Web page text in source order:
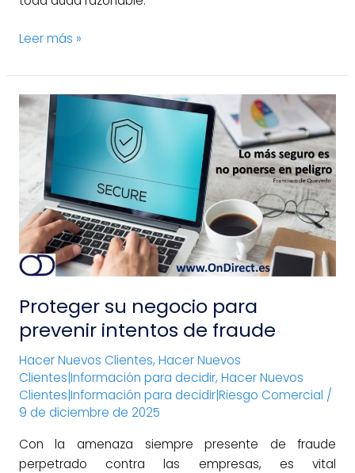
Leer más »
Proteger su negocio para
prevenir intentos de fraude
Hacer Nuevos Clientes, Hacer Nuevos
Clientes|Información para decidir, Hacer Nuevos
Clientes|Información para decidir|Riesgo Comercial /
9 de diciembre de 2025
Con la amenaza siempre presente de fraude
perpetrado contra las empresas, es vital
Proteger
su
negocio
para
prevenir
intentos
de
fraude